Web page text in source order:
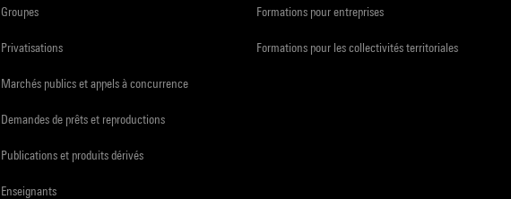
Groupes
Privatisations
Marchés publics et appels à concurrence
Demandes de prêts et reproductions
Publications et produits dérivés
Enseignants
Formations pour entreprises
Formations pour les collectivités territoriales